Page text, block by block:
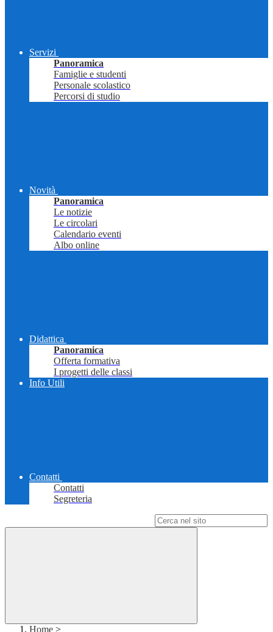
Servizi
Panoramica
Famiglie e studenti
Personale scolastico
Percorsi di studio
Novità
Panoramica
Le notizie
Le circolari
Calendario eventi
Albo online
Didattica
Panoramica
Offerta formativa
I progetti delle classi
Info Utili
Contatti
Contatti
Segreteria
Home >